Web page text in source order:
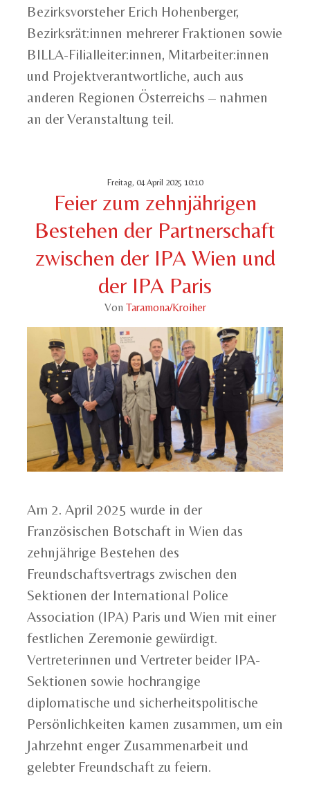
Bezirksvorsteher Erich Hohenberger,
Bezirksrät:innen mehrerer Fraktionen sowie
BILLA-Filialleiter:innen, Mitarbeiter:innen
und Projektverantwortliche, auch aus
anderen Regionen Österreichs – nahmen
an der Veranstaltung teil.
Freitag, 04 April 2025 10:10
Feier zum zehnjährigen
Bestehen der Partnerschaft
zwischen der IPA Wien und
der IPA Paris
Von Taramona/Kroiher
Am 2. April 2025 wurde in der
Französischen Botschaft in Wien das
zehnjährige Bestehen des
Freundschaftsvertrags zwischen den
Sektionen der International Police
Association (IPA) Paris und Wien mit einer
festlichen Zeremonie gewürdigt.
Vertreterinnen und Vertreter beider IPA-
Sektionen sowie hochrangige
diplomatische und sicherheitspolitische
Persönlichkeiten kamen zusammen, um ein
Jahrzehnt enger Zusammenarbeit und
gelebter Freundschaft zu feiern.